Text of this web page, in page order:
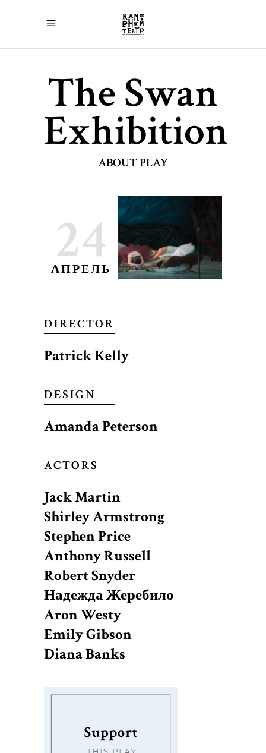
The Swan
Exhibition
ABOUT PLAY
24
АПРЕЛЬ
DIRECTOR
Patrick Kelly
DESIGN
Amanda Peterson
ACTORS
Jack Martin
Shirley Armstrong
Stephen Price
Anthony Russell
Robert Snyder
Надежда Жеребило
Aron Westy
Emily Gibson
Diana Banks